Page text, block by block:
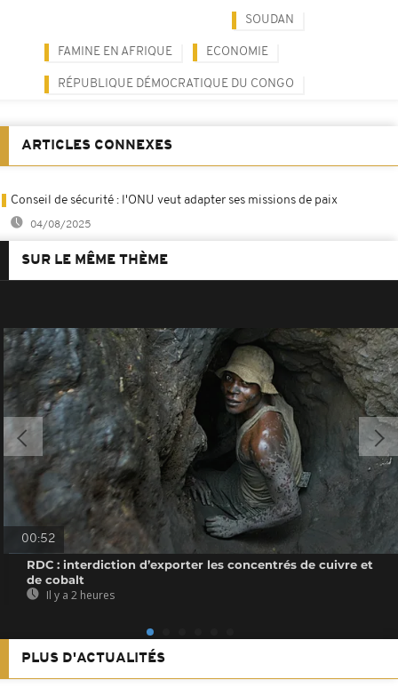
SOUDAN
FAMINE EN AFRIQUE ECONOMIE
RÉPUBLIQUE DÉMOCRATIQUE DU CONGO
ARTICLES CONNEXES
Conseil de sécurité : l'ONU veut adapter ses missions de paix
04/08/2025
SUR LE MÊME THÈME
00:52
RDC : interdiction d’exporter les concentrés de cuivre et
de cobalt
Il y a 2 heures
PLUS D'ACTUALITÉS